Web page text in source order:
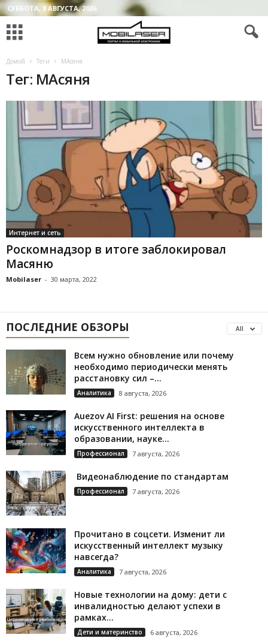
СУББОТА, 8 АВГУСТА, 2026
Домой Теги МАсяня
Тег: МАсяня
Интернет и сеть
Роскомнадзор в итоге заблокировал
Масяню
Mobilaser - 30 марта, 2022
ПОСЛЕДНИЕ ОБЗОРЫ All
Всем нужно обновление или почему
необходимо периодически менять
расстановку сил –...
Аналитика 8 августа, 2026
Auezov AI First: решения на основе
искусственного интеллекта в
образовании, науке...
Профессионал 7 августа, 2026
Видеонаблюдение по стандартам
Профессионал 7 августа, 2026
Прочитано в соцсети. Изменит ли
искусственный интеллект музыку
навсегда?
Аналитика 7 августа, 2026
Новые технологии на дому: дети с
инвалидностью делают успехи в
рамках...
Дети и материнство 6 августа, 2026